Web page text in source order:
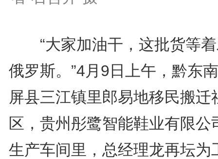
“大家加油干，这批货等着
俄罗斯。”4月9日上午，黔东
屏县三江镇里郎易地移民搬迁
区，贵州彤鹭智能鞋业有限公
生产车间里，总经理龙再坛为